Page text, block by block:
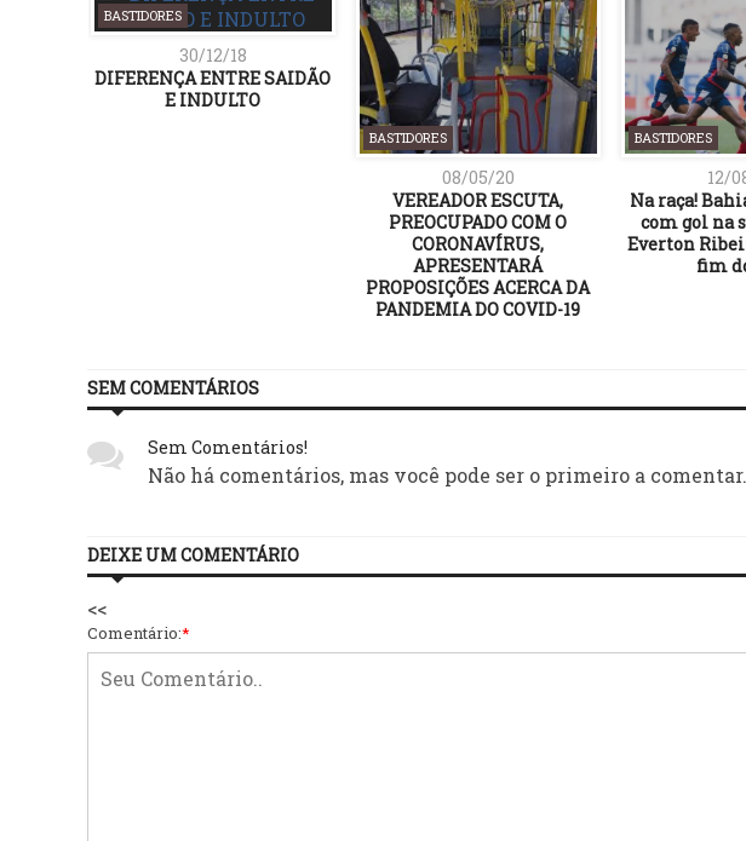
BASTIDORES
30/12/18
DIFERENÇA ENTRE SAIDÃO
E INDULTO
BASTIDORES
08/05/20
VEREADOR ESCUTA,
PREOCUPADO COM O
CORONAVÍRUS,
APRESENTARÁ
PROPOSIÇÕES ACERCA DA
PANDEMIA DO COVID-19
BASTIDORES
12/
Na raça!
com gol na
Everton
fim
SEM COMENTÁRIOS
Sem Comentários!
Não há comentários, mas você pode ser o primeiro a comentar.
DEIXE UM COMENTÁRIO
<<
Comentário:*